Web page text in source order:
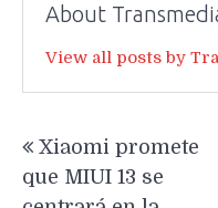
About
View all posts by
de
entradas
Xiaomi promete
que MIUI 13 se